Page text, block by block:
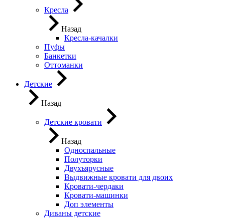
Кресла
Назад
Кресла-качалки
Пуфы
Банкетки
Оттоманки
Детские
Назад
Детские кровати
Назад
Односпальные
Полуторки
Двухъярусные
Выдвижные кровати для двоих
Кровати-чердаки
Кровати-машинки
Доп элементы
Диваны детские